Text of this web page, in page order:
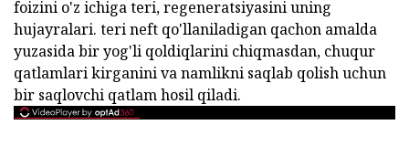
foizini o'z ichiga teri, regeneratsiyasini uning
hujayralari. teri neft qo'llaniladigan qachon amalda
yuzasida bir yog'li qoldiqlarini chiqmasdan, chuqur
qatlamlari kirganini va namlikni saqlab qolish uchun
bir saqlovchi qatlam hosil qiladi.